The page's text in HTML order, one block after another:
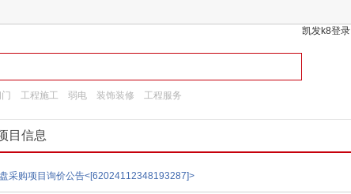
凯发k8登录
工程施工 弱电 装饰装修
工程服务
目信息
采购项目询价公告<[62024112348193287]>